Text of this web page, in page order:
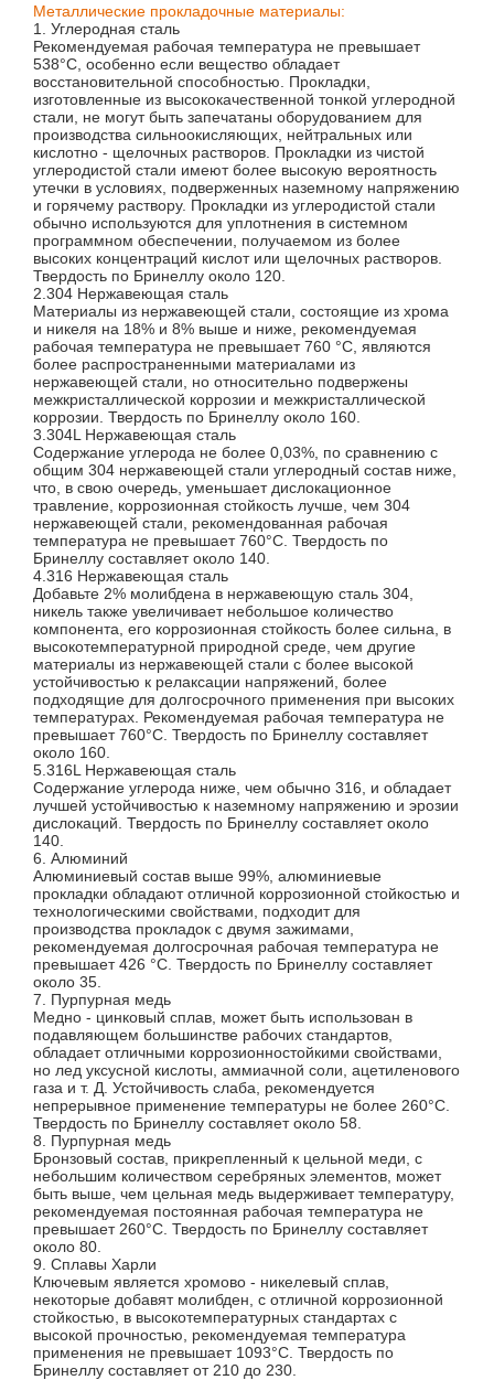
Металлические прокладочные материалы:
1. Углеродная сталь
Рекомендуемая рабочая температура не превышает
538°C, особенно если вещество обладает
восстановительной способностью. Прокладки,
изготовленные из высококачественной тонкой углеродной
стали, не могут быть запечатаны оборудованием для
производства сильноокисляющих, нейтральных или
кислотно - щелочных растворов. Прокладки из чистой
углеродистой стали имеют более высокую вероятность
утечки в условиях, подверженных наземному напряжению
и горячему раствору. Прокладки из углеродистой стали
обычно используются для уплотнения в системном
программном обеспечении, получаемом из более
высоких концентраций кислот или щелочных растворов.
Твердость по Бринеллу около 120.
2.304 Нержавеющая сталь
Материалы из нержавеющей стали, состоящие из хрома
и никеля на 18% и 8% выше и ниже, рекомендуемая
рабочая температура не превышает 760 °C, являются
более распространенными материалами из
нержавеющей стали, но относительно подвержены
межкристаллической коррозии и межкристаллической
коррозии. Твердость по Бринеллу около 160.
3.304L Нержавеющая сталь
Содержание углерода не более 0,03%, по сравнению с
общим 304 нержавеющей стали углеродный состав ниже,
что, в свою очередь, уменьшает дислокационное
травление, коррозионная стойкость лучше, чем 304
нержавеющей стали, рекомендованная рабочая
температура не превышает 760°C. Твердость по
Бринеллу составляет около 140.
4.316 Нержавеющая сталь
Добавьте 2% молибдена в нержавеющую сталь 304,
никель также увеличивает небольшое количество
компонента, его коррозионная стойкость более сильна, в
высокотемпературной природной среде, чем другие
материалы из нержавеющей стали с более высокой
устойчивостью к релаксации напряжений, более
подходящие для долгосрочного применения при высоких
температурах. Рекомендуемая рабочая температура не
превышает 760°C. Твердость по Бринеллу составляет
около 160.
5.316L Нержавеющая сталь
Содержание углерода ниже, чем обычно 316, и обладает
лучшей устойчивостью к наземному напряжению и эрозии
дислокаций. Твердость по Бринеллу составляет около
140.
6. Алюминий
Алюминиевый состав выше 99%, алюминиевые
прокладки обладают отличной коррозионной стойкостью и
технологическими свойствами, подходит для
производства прокладок с двумя зажимами,
рекомендуемая долгосрочная рабочая температура не
превышает 426 °C. Твердость по Бринеллу составляет
около 35.
7. Пурпурная медь
Медно - цинковый сплав, может быть использован в
подавляющем большинстве рабочих стандартов,
обладает отличными коррозионностойкими свойствами,
но лед уксусной кислоты, аммиачной соли, ацетиленового
газа и т. Д. Устойчивость слаба, рекомендуется
непрерывное применение температуры не более 260°C.
Твердость по Бринеллу составляет около 58.
8. Пурпурная медь
Бронзовый состав, прикрепленный к цельной меди, с
небольшим количеством серебряных элементов, может
быть выше, чем цельная медь выдерживает температуру,
рекомендуемая постоянная рабочая температура не
превышает 260°C. Твердость по Бринеллу составляет
около 80.
9. Сплавы Харли
Ключевым является хромово - никелевый сплав,
некоторые добавят молибден, с отличной коррозионной
стойкостью, в высокотемпературных стандартах с
высокой прочностью, рекомендуемая температура
применения не превышает 1093°C. Твердость по
Бринеллу составляет от 210 до 230.